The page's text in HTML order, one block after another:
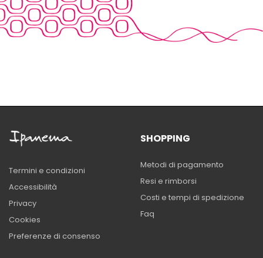
Termini e condizioni
Accessibilità
Privacy
Cookies
Preferenze di consenso
SHOPPING
Metodi di pagamento
Resi e rimborsi
Costi e tempi di spedizione
Faq